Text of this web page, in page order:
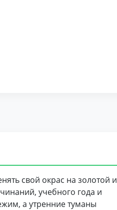
свой окрас на золотой и
учебного года и
а утренние туманы